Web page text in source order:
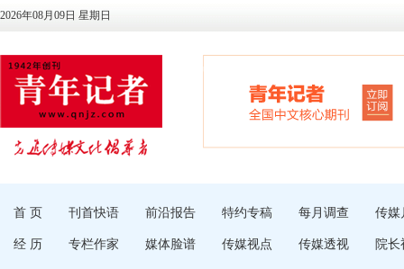
2026年08月09日 星期日
首 页 刊首快语 前沿报告 特约专稿 每月调查 传媒
经 历 专栏作家 媒体脸谱 传媒视点 传媒透视 院长